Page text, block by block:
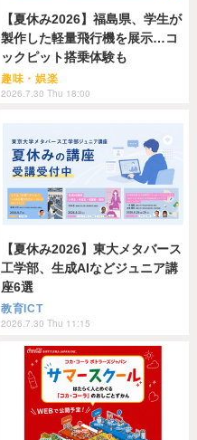
【夏休み2026】福島県、学生が
製作した軽量飛行機を展示…コ
ックピット搭乗体験も
趣味・娯楽
2026.7.30 Thu 18:00
【夏休み2026】東大メタバース
工学部、生成AIなどジュニア講
座6選
教育ICT
2026.7.30 Thu 11:15